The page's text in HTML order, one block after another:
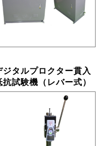
ジタルプロクター貫入
抗試験機（レバー式）